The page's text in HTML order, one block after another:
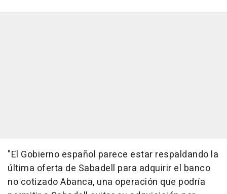
"El Gobierno español parece estar respaldando la
última oferta de Sabadell para adquirir el banco
no cotizado Abanca, una operación que podría